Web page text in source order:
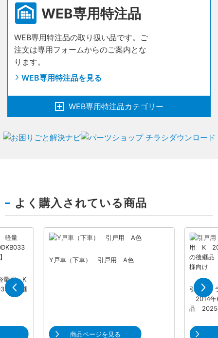
2連吊戸自閉（おもいやり）
受付窓（おもいやり・キッズ）
吊戸自閉
2連・3連吊戸ラクラクローズ機能付
（おもいやりキッズ）
アルミ製障子
ラインフレーム
WEB専用特注品
WEB専用特注品の取り扱い品です。ご
注文は専用フォームからのご案内とな
ります。
WEB専用特注品を見る
WEB専用特注品カテゴリー
室内ドア
階段・造作・手摺
施設向け製品
アルミ製品
よく購入されている商品
量用 K
の後継
Y戸車（下車） 引戸用 A色
商品ページを見る
引戸用
2014年
品 2025